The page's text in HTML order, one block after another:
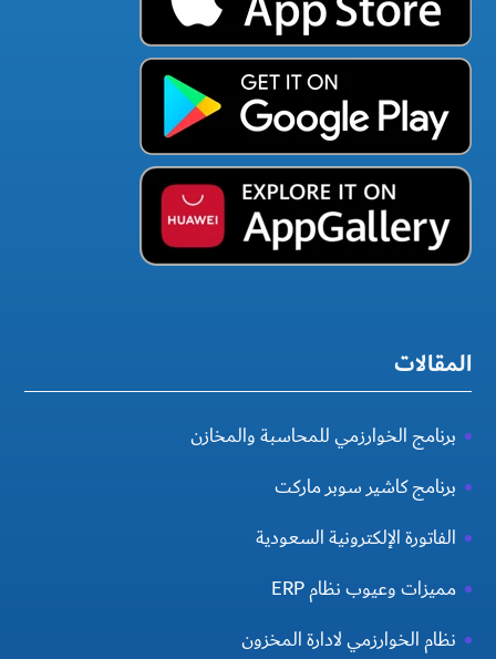
المقالات
برنامج الخوارزمي للمحاسبة والمخازن
برنامج كاشير سوبر ماركت
الفاتورة الإلكترونية السعودية
مميزات وعيوب نظام ERP
نظام الخوارزمي لادارة المخزون